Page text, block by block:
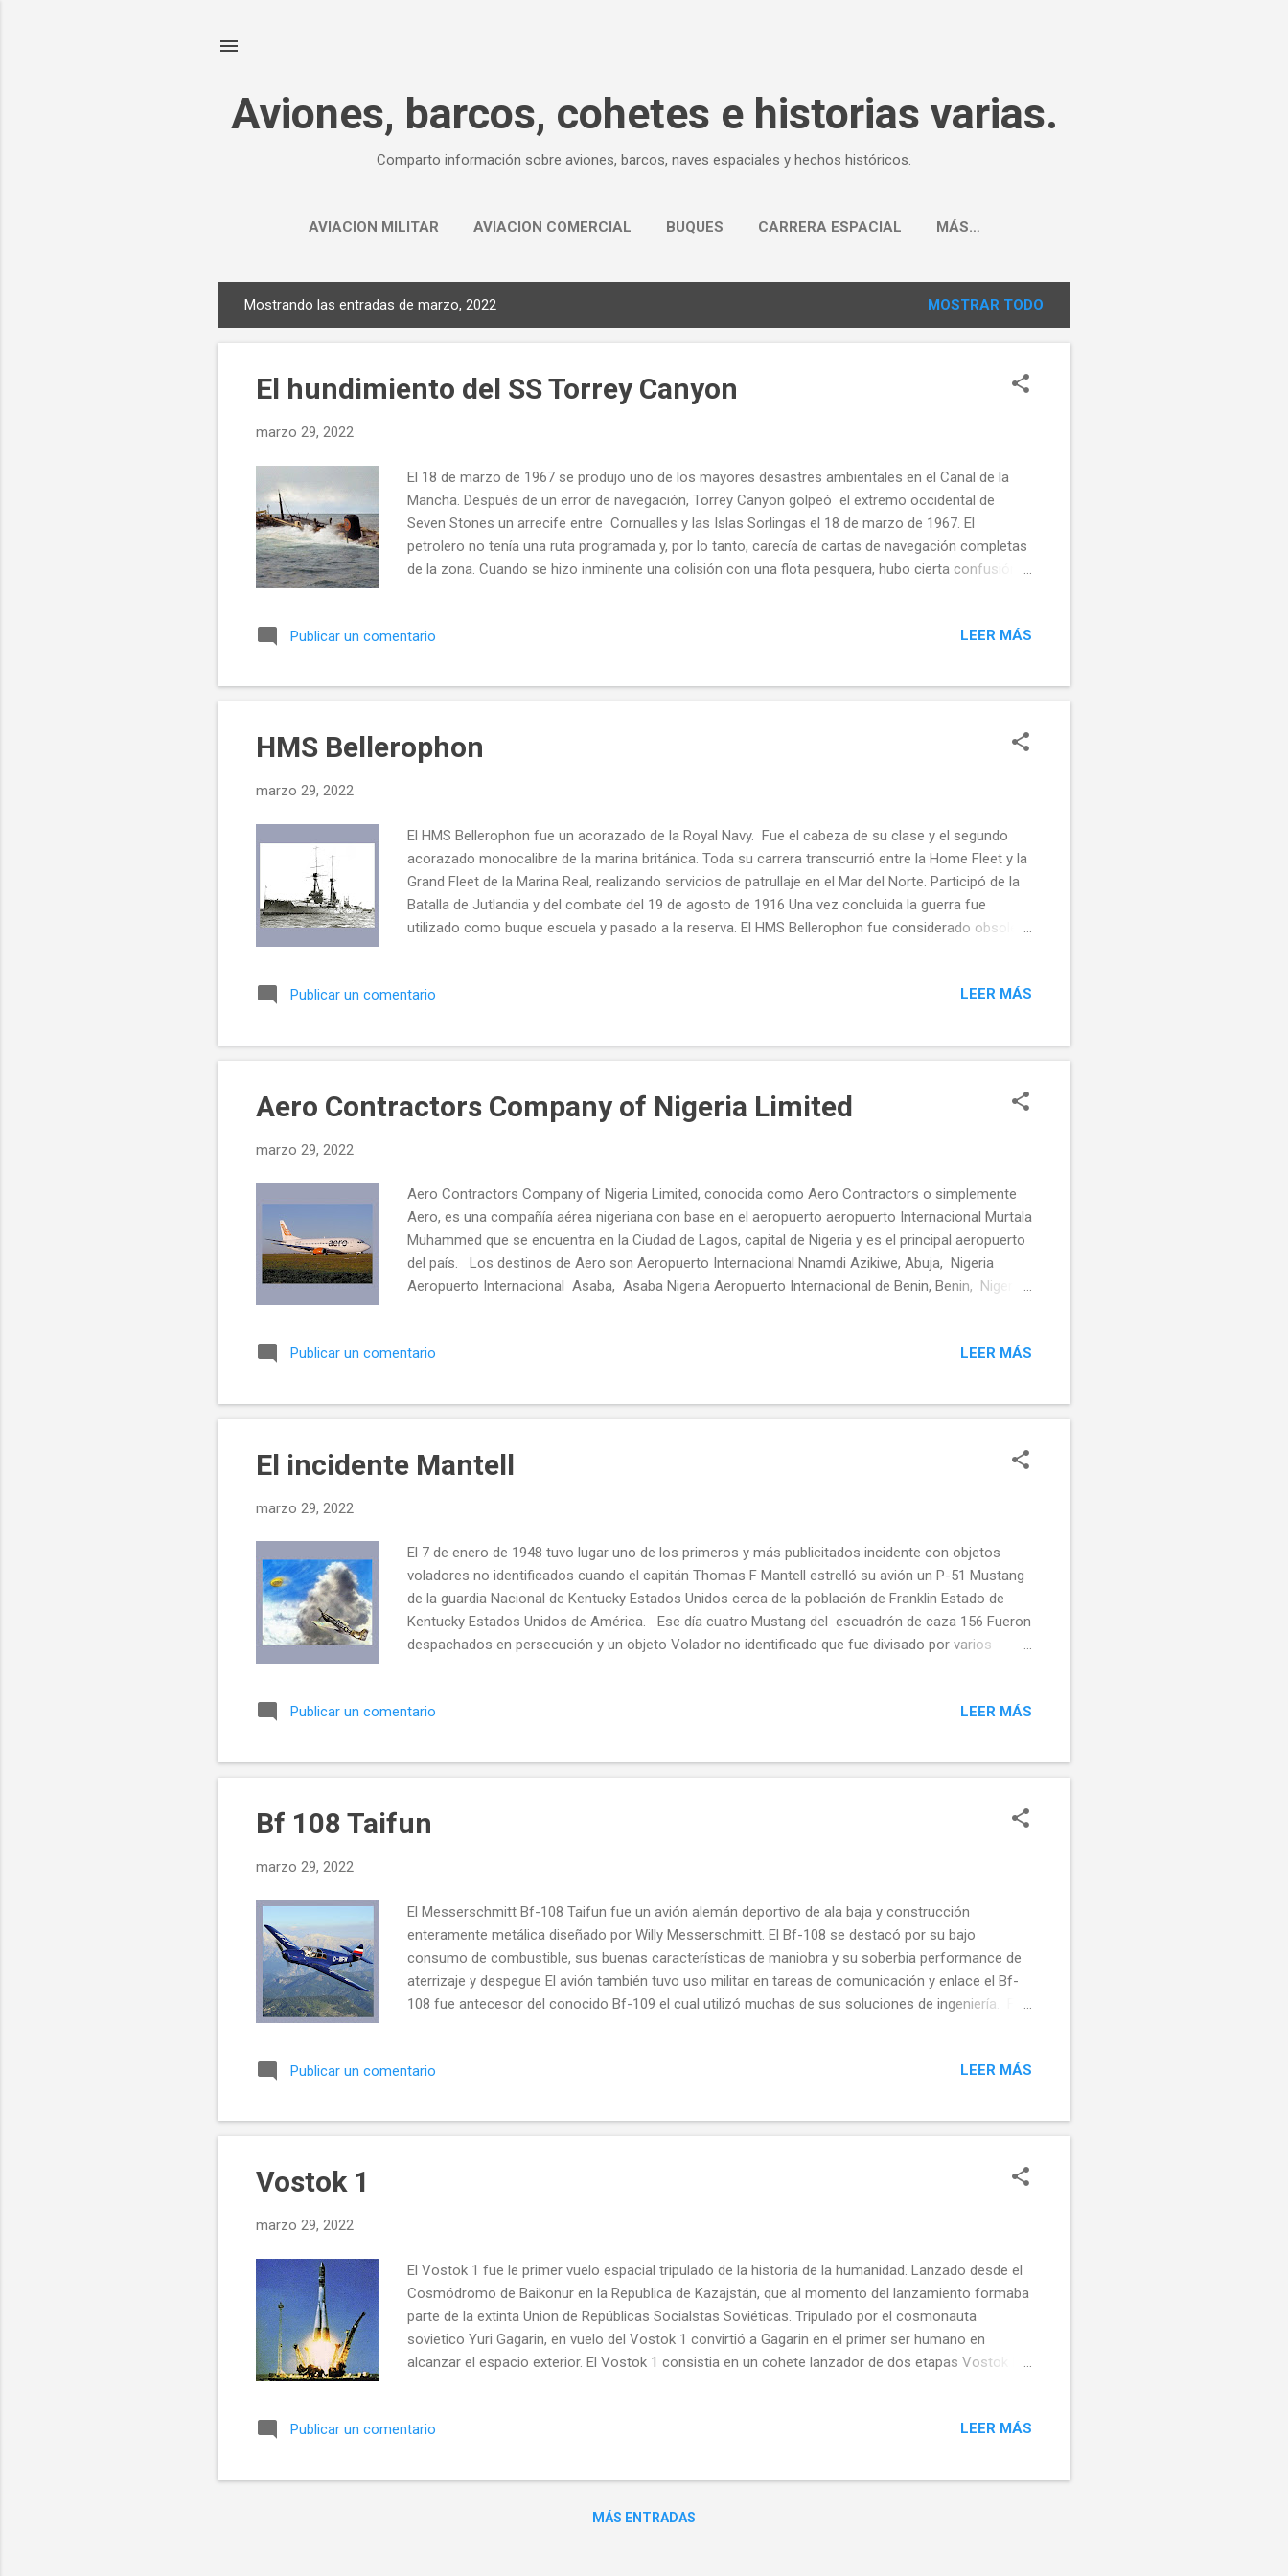
Aviones, barcos, cohetes e historias varias.
Comparto información sobre aviones, barcos, naves espaciales y hechos históricos.
AVIACION MILITAR AVIACION COMERCIAL BUQUES CARRERA ESPACIAL MÁS…
n
Mostrando las entradas de marzo, 2022 MOSTRAR TODO
El hundimiento del SS Torrey Canyon
marzo 29, 2022
El 18 de marzo de 1967 se produjo uno de los mayores desastres ambientales en el Canal de la
Mancha. Después de un error de navegación, Torrey Canyon golpeó el extremo occidental de
Seven Stones un arrecife entre Cornualles y las Islas Sorlingas el 18 de marzo de 1967. El
petrolero no tenía una ruta programada y, por lo tanto, carecía de cartas de navegación completas
de la zona. Cuando se hizo inminente una colisión con una flota pesquera, hubo cierta confusión
gobierno manual o automático. Cuando se corrigió el problema, era inevitable la colisión. En las
resultaron infructuosos e incluso ocasionaron la muerte de un miembro del equipo de salvamento
holandés, el capitán Hans Barend Stal. Después...
Publicar un comentario LEER MÁS
HMS Bellerophon
marzo 29, 2022
El HMS Bellerophon fue un acorazado de la Royal Navy. Fue el cabeza de su clase y el segundo
acorazado monocalibre de la marina británica. Toda su carrera transcurrió entre la Home Fleet y la
Grand Fleet de la Marina Real, realizando servicios de patrullaje en el Mar del Norte. Participó de la
Batalla de Jutlandia y del combate del 19 de agosto de 1916 Una vez concluida la guerra fue
utilizado como buque escuela y pasado a la reserva. El HMS Bellerophon fue considerado obsoleto
secundaria más poderosa. Encuadrado en la Cuarta División de Línea de la Royal Navy y bajo el
contra el crucero de batalla alemán SMS Derfflinger, al cual consiguió impactar, pero el proyectil
rebotó contra la torr...
Publicar un comentario LEER MÁS
Aero Contractors Company of Nigeria Limited
marzo 29, 2022
Aero Contractors Company of Nigeria Limited, conocida como Aero Contractors o simplemente
Aero, es una compañía aérea nigeriana con base en el aeropuerto aeropuerto Internacional Murtala
Muhammed que se encuentra en la Ciudad de Lagos, capital de Nigeria y es el principal aeropuerto
del país. Los destinos de Aero son Aeropuerto Internacional Nnamdi Azikiwe, Abuja, Nigeria
Aeropuerto Internacional Asaba, Asaba Nigeria Aeropuerto Internacional de Benin, Benin, Nigeria
Aeropuerto Imo, Owerri, Nigeria Aeropuerto Internacional Port Harcourt, Port Harcourt, Nigeria
Aero fue fundada en 1958 por Schreiner Airways B.V de los Países Bajos, su paquete accionario
fue cambia...
Publicar un comentario LEER MÁS
El incidente Mantell
marzo 29, 2022
El 7 de enero de 1948 tuvo lugar uno de los primeros y más publicitados incidente con objetos
voladores no identificados cuando el capitán Thomas F Mantell estrelló su avión un P-51 Mustang
de la guardia Nacional de Kentucky Estados Unidos cerca de la población de Franklin Estado de
Kentucky Estados Unidos de América. Ese día cuatro Mustang del escuadrón de caza 156 Fueron
despachados en persecución y un objeto Volador no identificado que fue divisado por varios
y se precipitó a tierra Luego de una caída en espiral presumiblemente debido a la falta de oxígeno
que había recibido la Cruz de Vuelo Distinguido y la Medalla Aérea con hojas de roble por sus
méritos como aviador. Dur...
Publicar un comentario LEER MÁS
Bf 108 Taifun
marzo 29, 2022
El Messerschmitt Bf-108 Taifun fue un avión alemán deportivo de ala baja y construcción
enteramente metálica diseñado por Willy Messerschmitt. El Bf-108 se destacó por su bajo
consumo de combustible, sus buenas características de maniobra y su soberbia performance de
aterrizaje y despegue El avión también tuvo uso militar en tareas de comunicación y enlace el Bf-
108 fue antecesor del conocido Bf-109 el cual utilizó muchas de sus soluciones de ingeniería. Fue
fuerzas aéreas de Bulgaria, China, Croacia, Checoslovaquia, Francia, Alemania, Hungría, Italia,
Estados Unidos y Yugoslavia. Un Bf-108 fue el protagonista del incidente de Mechelen, el cual
consistio en que un aparato alemán aterriz...
Publicar un comentario LEER MÁS
Vostok 1
marzo 29, 2022
El Vostok 1 fue le primer vuelo espacial tripulado de la historia de la humanidad. Lanzado desde el
Cosmódromo de Baikonur en la Republica de Kazajstán, que al momento del lanzamiento formaba
parte de la extinta Union de Repúblicas Socialstas Soviéticas. Tripulado por el cosmonauta
sovietico Yuri Gagarin, en vuelo del Vostok 1 convirtió a Gagarin en el primer ser humano en
alcanzar el espacio exterior. El Vostok 1 consistia en un cohete lanzador de dos etapas Vostok K
de 108 minutos de duración. Imágenes de la cápsula y de parte del panel de control. El tripulante
exterior. Gagarin nació en Klushino en 1934. Fue operario metalúrgico y piloto de la Fuerza Aerea
Publicar un comentario LEER MÁS
MÁS ENTRADAS